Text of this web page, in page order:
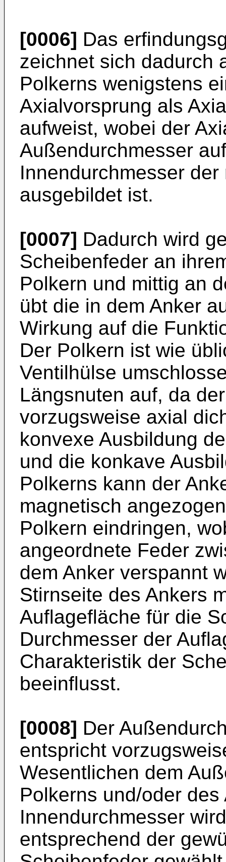
[0006] Das
zeichnet sich dadurch
Polkerns wenigstens
Axialvorsprung als
aufweist, wobei der
Außendurchmesser
Innendurchmesser
ausgebildet ist.
[0007] Dadurch wird
Scheibenfeder an
Polkern und mittig an
übt die in dem Anker
Wirkung auf die
Der Polkern ist wie
Ventilhülse
Längsnuten auf, da
vorzugsweise axial
konvexe Ausbildung
und die konkave
Polkerns kann der
magnetisch
Polkern eindringen,
angeordnete Feder
dem Anker verspannt
Stirnseite des Ankers
Auflagefläche für die
Durchmesser der
Charakteristik der
beeinflusst.
[0008] Der
entspricht
Wesentlichen dem
Polkerns und/oder des
Innendurchmesser
entsprechend der